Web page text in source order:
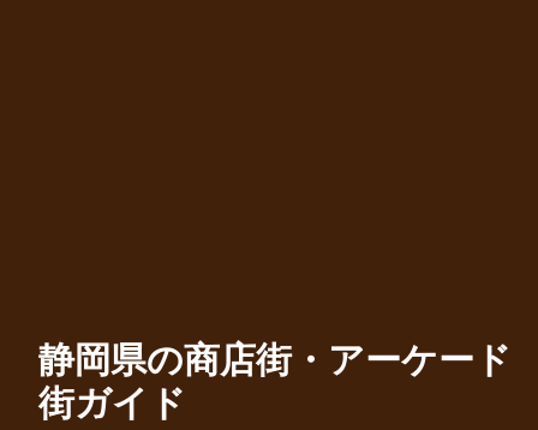
静岡県の商店街・アーケード
街ガイド